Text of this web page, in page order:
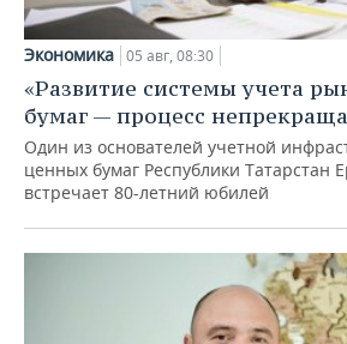
Экономика 05 авг, 08:30
«Развитие системы учета
бумаг — процесс
Один из основателей учетной
ценных бумаг Республики Татарстан
встречает 80-летний юбилей